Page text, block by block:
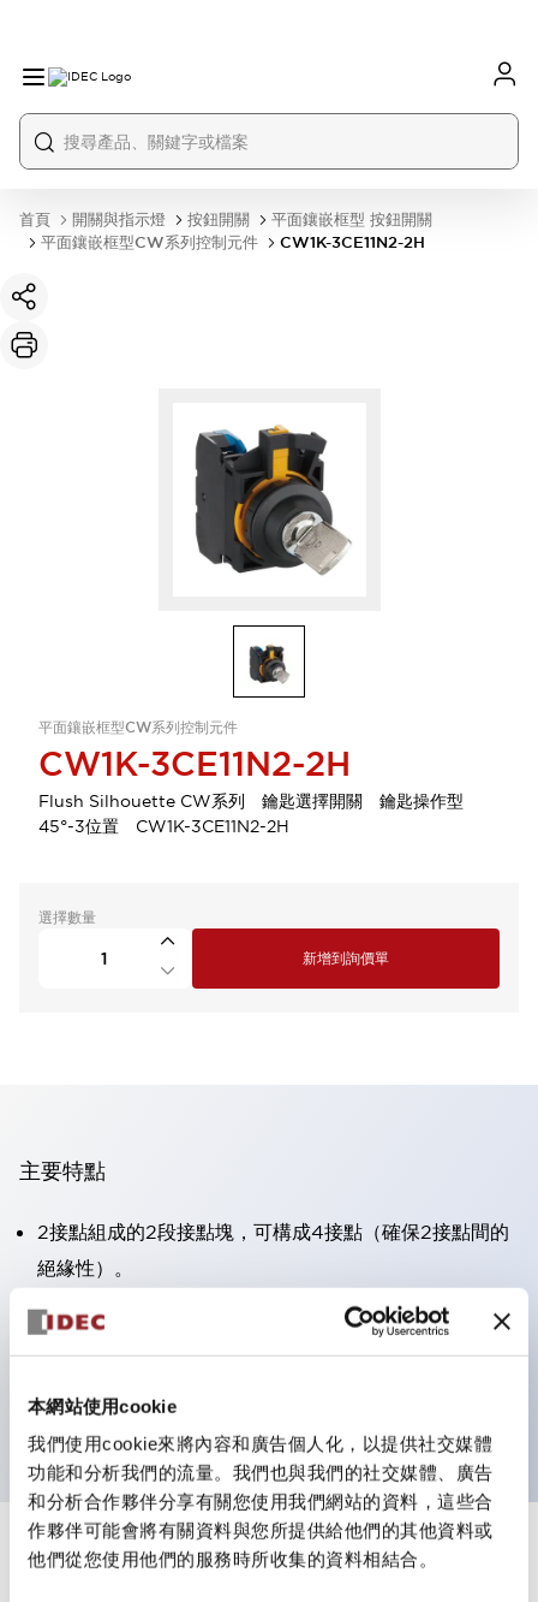
本網站使用cookie
我們使用cookie來將內容和廣告個人化，以提供社交媒體
功能和分析我們的流量。我們也與我們的社交媒體、廣告
和分析合作夥伴分享有關您使用我們網站的資料，這些合
作夥伴可能會將有關資料與您所提供給他們的其他資料或
他們從您使用他們的服務時所收集的資料相結合。
首頁 開關與指示燈 按鈕開關
平面鑲嵌框型 按鈕開關
平面鑲嵌框型CW系列控制元件
CW1K-3CE11N2-2H
平面鑲嵌框型CW系列控制元件
CW1K-3CE11N2-2H
Flush Silhouette CW系列 鑰匙選擇開關 鑰匙操作型
45°-3位置 CW1K-3CE11N2-2H
選擇數量
新增到詢價單
主要特點
2接點組成的2段接點塊，可構成4接點（確保2接點間的
絕緣性）。
面板深度39.9mm（※11段接點塊）、59.9mm（※22段
接點塊）。可實現省空間設計。
防護結構
規格